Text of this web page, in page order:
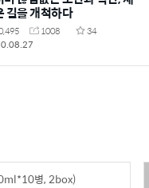
길을 개척하다
1008
34
병, 2box)